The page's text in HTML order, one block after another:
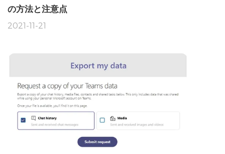
の方法と注意点
2021-11-21